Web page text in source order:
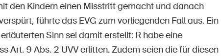
den Kindern einen Misstritt gemacht und danach
führte das EVG zum vorliegenden Fall aus. Ein
Sinn sei damit erstellt: R habe eine
Art. 9 Abs. 2 UVV erlitten. Zudem seien die für diesen